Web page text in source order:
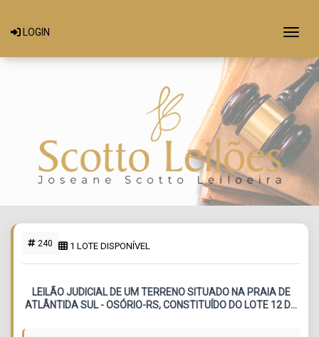
LOGIN
240 1 LOTE DISPONÍVEL
LEILÃO JUDICIAL DE UM TERRENO SITUADO NA PRAIA DE
ATLÂNTIDA SUL - OSÓRIO-RS, CONSTITUÍDO DO LOTE 12 DA